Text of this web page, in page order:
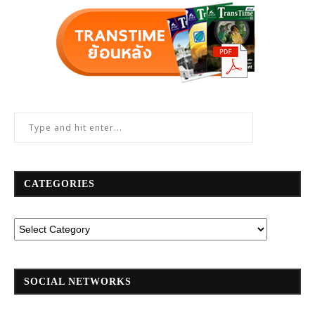
CATEGORIES
SOCIAL NETWORKS